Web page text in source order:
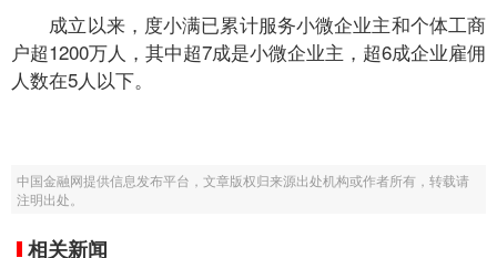
成立以来，度小满已累计服务小微企业主和个体工商
户超1200万人，其中超7成是小微企业主，超6成企业雇佣
人数在5人以下。
中国金融网提供信息发布平台，文章版权归来源出处机构或作者所有，转载请
注明出处。
相关新闻